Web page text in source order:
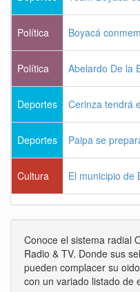
Política Boyacá
Política Abelardo De la
Deportes Cerinza tendrá
Deportes Paipa se
Cultura El municipio de
Conoce el sistema radial
Radio & TV. Donde sus
pueden complacer su
con un variado listado de